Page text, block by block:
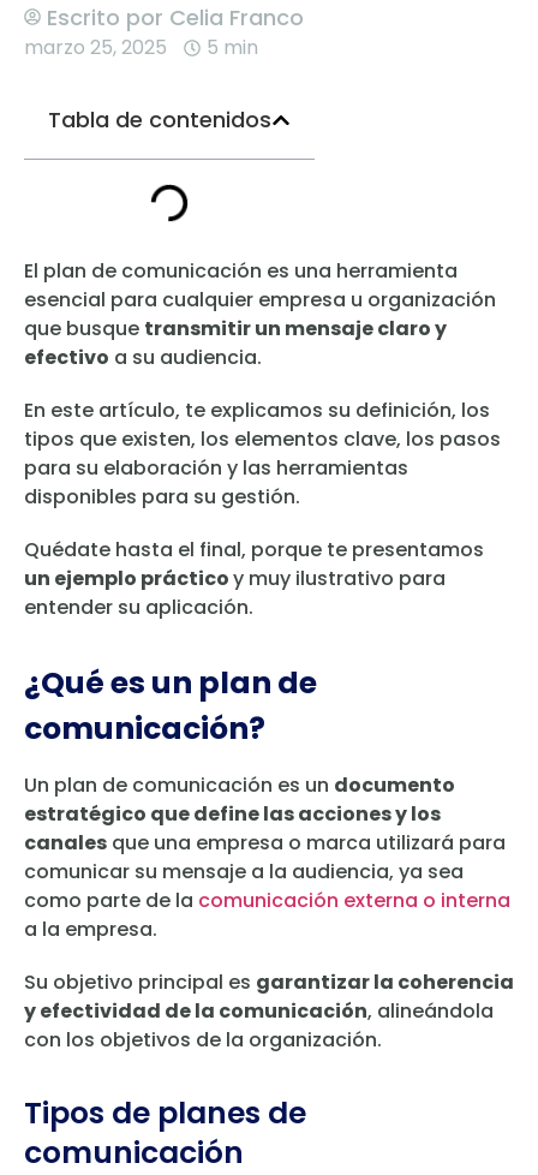
Escrito por Celia Franco
marzo 25, 2025 5 min
Tabla de contenidos
El plan de comunicación es una herramienta
esencial para cualquier empresa u organización
que busque transmitir un mensaje claro y
efectivo a su audiencia.
En este artículo, te explicamos su definición, los
tipos que existen, los elementos clave, los pasos
para su elaboración y las herramientas
disponibles para su gestión.
Quédate hasta el final, porque te presentamos
un ejemplo prácticoy muy ilustrativo para
entender su aplicación.
¿Qué es un plan de
comunicación?
Un plan de comunicación es un documento
estratégico que define las acciones y los
canales que una empresa o marca utilizará para
comunicar su mensaje a la audiencia, ya sea
como parte de la comunicación externa o interna
a la empresa.
Su objetivo principal es garantizar la coherencia
y efectividad de la comunicación, alineándola
con los objetivos de la organización.
Tipos de planes de
comunicación